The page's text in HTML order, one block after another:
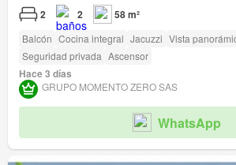
2 2 58 m²
Balcón Cocina integral Jacuzzi Vista
Seguridad privada Ascensor
Hace 3 días
GRUPO MOMENTO ZERO SAS
WhatsApp